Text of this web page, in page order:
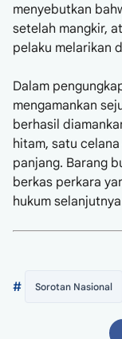
menyebutkan
setelah mangkir,
pelaku melarikan
Dalam
mengamankan
berhasil
hitam, satu
panjang. Barang
berkas perkara
hukum
# Sorotan Nasional